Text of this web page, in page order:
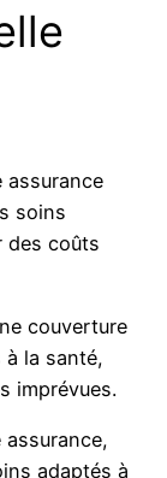
assurance
soins
des coûts
couverture
la santé,
imprévues.
assurance,
adaptés à